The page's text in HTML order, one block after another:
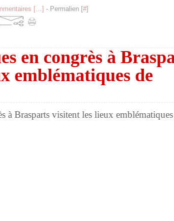
[…] - Permalien [#]
en congrès à
emblématiques de